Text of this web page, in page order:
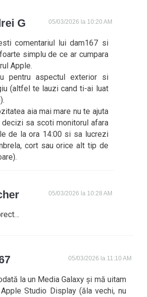
G 05/03/2026 la 10:20 AM
comentariul lui dam167 si
simplu de ce ar cumpara
Apple.
pentru aspectul exterior si
(altfel te lauzi cand ti-ai luat
aia mai mare nu te ajuta
sa scoti monitorul afara
de la ora 14:00 si sa lucrezi
cort sau orice alt tip de
05/03/2026 la 10:28 AM
05/03/2026 la 11:10 AM
la un Media Galaxy și mă uitam
Studio Display (ăla vechi, nu